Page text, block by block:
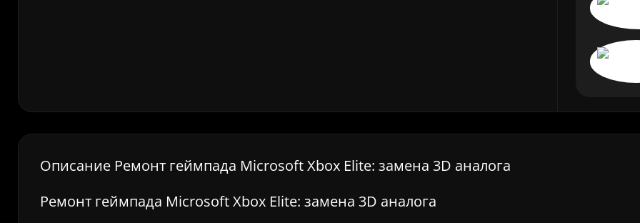
Описание Ремонт геймпада Microsoft Xbox Elite: замена 3D аналога
Ремонт геймпада Microsoft Xbox Elite: замена 3D аналога